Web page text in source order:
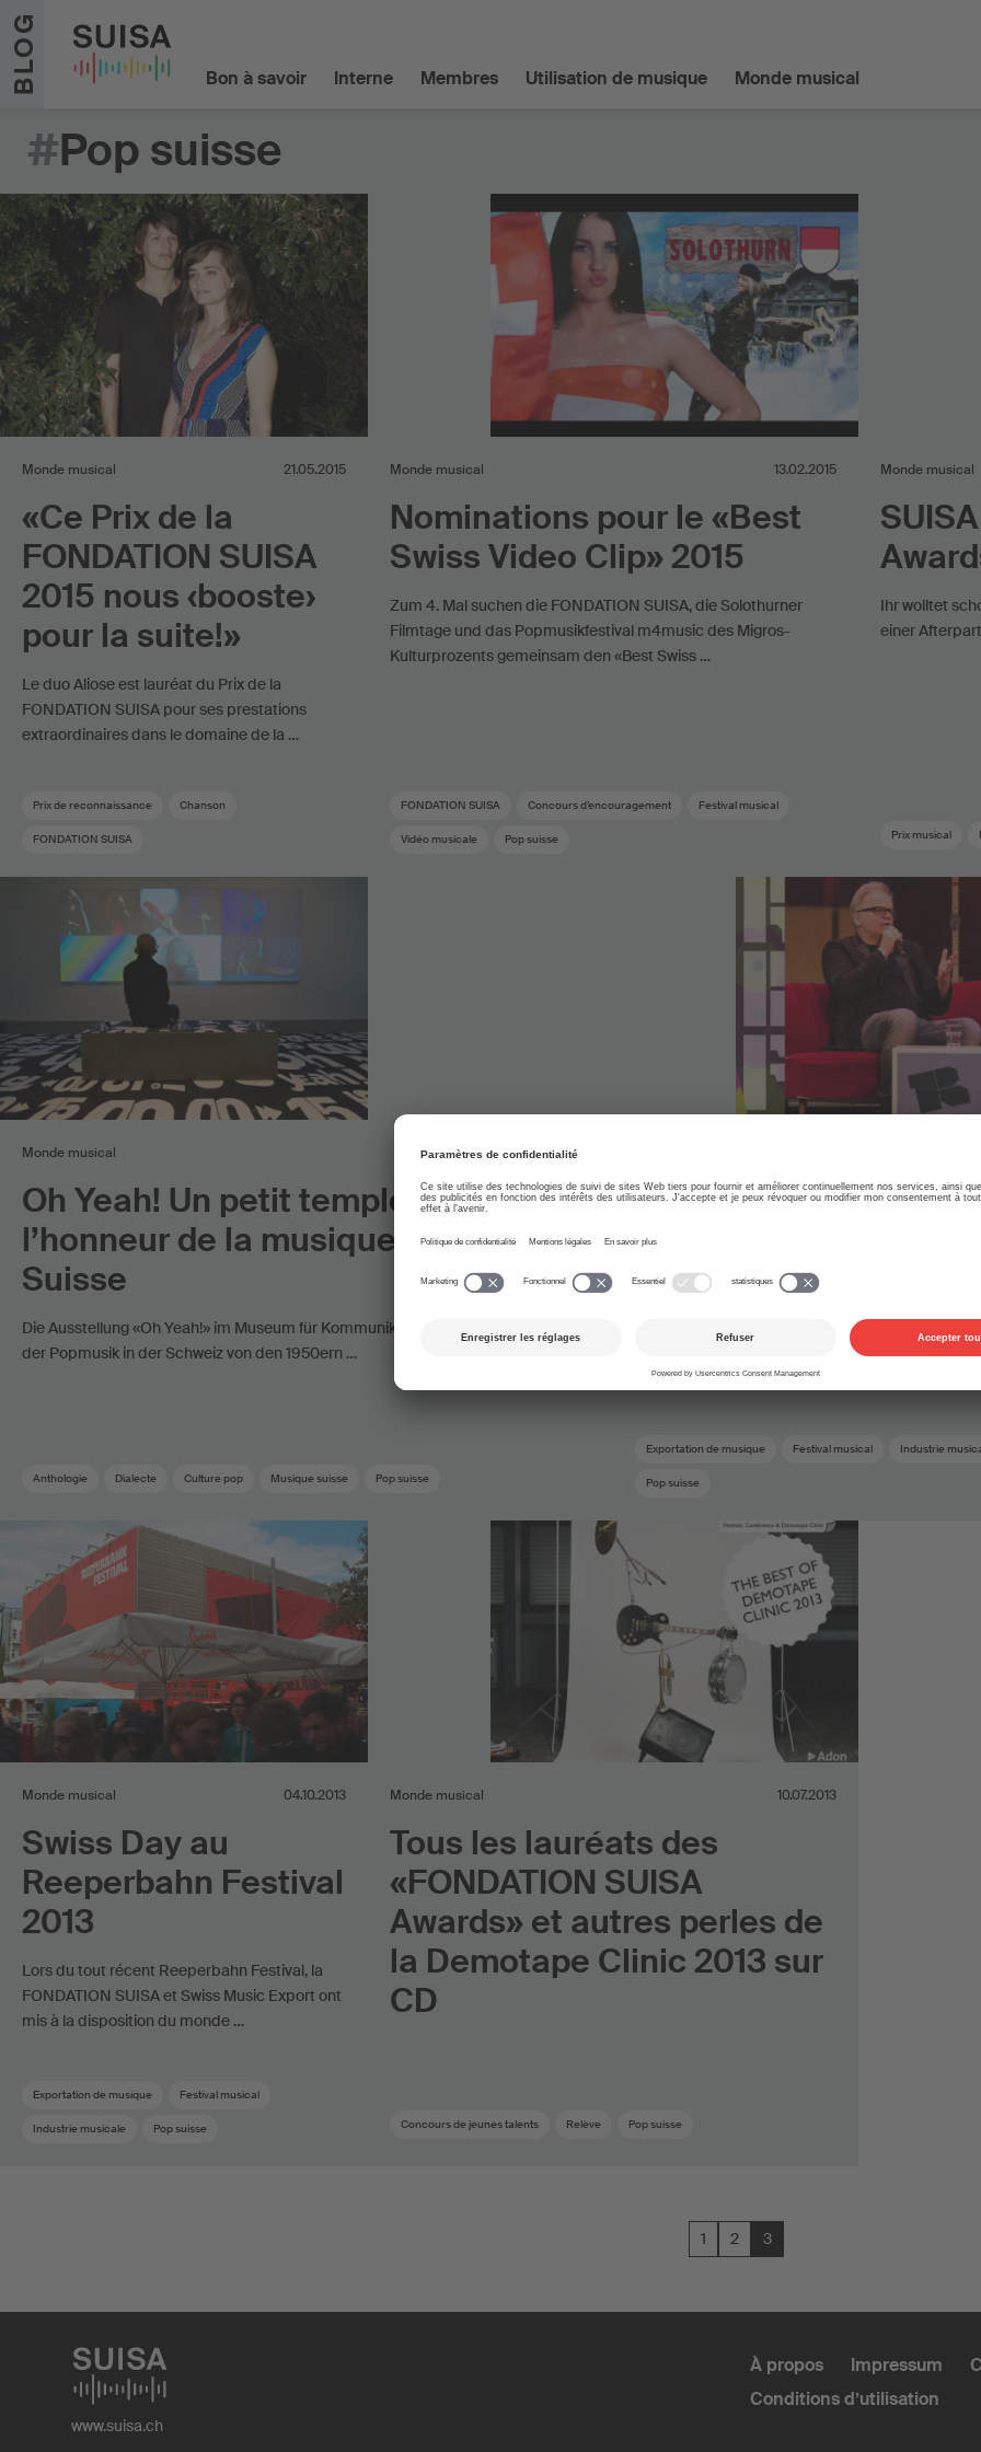
Aller au contenu
BLOG Bon à savoir Interne Membres Utilisation de musique Monde musical
#Pop suisse
Monde musical 21.05.2015
«Ce Prix de la
FONDATION SUISA
2015 nous ‹booste›
pour la suite!»
Le duo Aliose est lauréat du Prix de la
FONDATION SUISA pour ses prestations
extraordinaires dans le domaine de la …
Prix de reconnaissance Chanson
FONDATION SUISA
Prix musical Pop suisse
Monde musical 13.02.2015
Nominations pour le «Best
Swiss Video Clip» 2015
Zum 4. Mal suchen die FONDATION SUISA, die Solothurner
Filmtage und das Popmusikfestival m4music des Migros-
Kulturprozents gemeinsam den «Best Swiss …
FONDATION SUISA Concours d’encouragement Festival musical
Vidéo musicale Pop suisse
Monde musical
Ihr wolltet
einer
Prix musical
Monde musical 08.12.2014
Oh Yeah! Un petit temple en
l’honneur de la musique pop en
Suisse
Die Ausstellung «Oh Yeah!» im Museum für Kommunikation in Bern widmet sich
der Popmusik in der Schweiz von den 1950ern …
Anthologie Dialecte Culture pop Musique suisse Pop suisse
Rendez-vous suisse
incontournable au
Reeperbahn à
Raclette und Weisswein am Freitagnachmittag,
eine Tradition am Reeperbahn Festival in
dieses Jahr erneut zahlreiche internationale
Exportation de musique Festival musical Industrie
Pop suisse
Monde musical 04.10.2013
Swiss Day au
Reeperbahn Festival
2013
Lors du tout récent Reeperbahn Festival, la
FONDATION SUISA et Swiss Music Export ont
mis à la disposition du monde …
Exportation de musique Festival musical
Industrie musicale Pop suisse
Monde musical 10.07.2013
Tous les lauréats des
«FONDATION SUISA
Awards» et autres perles de
la Demotape Clinic 2013 sur
CD
Concours de jeunes talents Relève Pop suisse
1 2 3
www.suisa.ch
À propos Impressum
Conditions d’utilisation